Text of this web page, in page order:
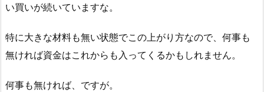
い買いが続いていますな。
特に大きな材料も無い状態でこの上がり方なので、何事も
無ければ資金はこれからも入ってくるかもしれません。
何事も無ければ、ですが。